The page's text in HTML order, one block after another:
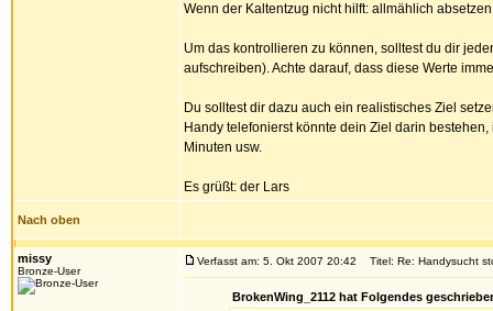
Wenn der Kaltentzug nicht hilft: allmählich
Um das kontrollieren zu können, solltest du dir
aufschreiben). Achte darauf, dass diese Werte
Du solltest dir dazu auch ein realistisches Ziel
Handy telefonierst könnte dein Ziel darin
Minuten usw.
Es grüßt: der Lars
Nach oben
missy
Bronze-User
Verfasst am: 5. Okt 2007 20:42 Titel: Re: Handysucht
BrokenWing_2112 hat Folgendes